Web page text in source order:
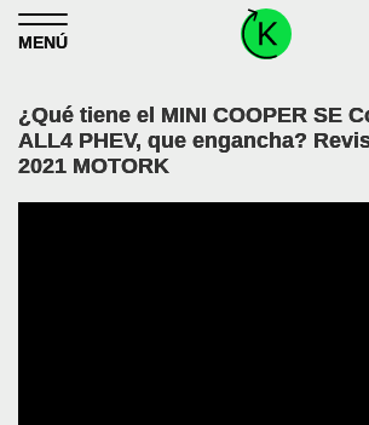
Skip to content
MENÚ
¿Qué tiene el MINI COOPER SE
ALL4 PHEV, que engancha?
2021 MOTORK